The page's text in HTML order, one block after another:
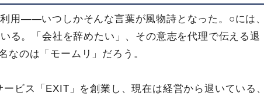
用――いつしかそんな言葉が風物詩となった。○には、
る。「会社を辞めたい」、その意志を代理で伝える退
なのは「モームリ」だろう。
ビス「EXIT」を創業し、現在は経営から退いている、